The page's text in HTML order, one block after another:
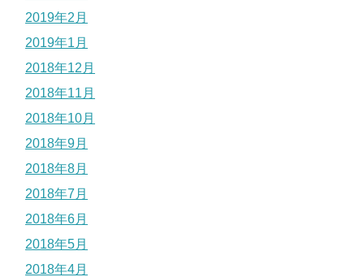
2019年2月
2019年1月
2018年12月
2018年11月
2018年10月
2018年9月
2018年8月
2018年7月
2018年6月
2018年5月
2018年4月